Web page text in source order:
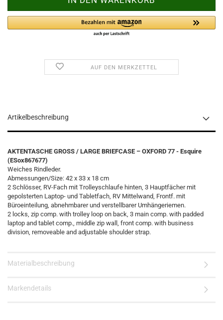
AUF DEN MERKZETTEL
Artikelbeschreibung
AKTENTASCHE GROSS / LARGE BRIEFCASE – OXFORD 77 - Esquire
(ESox867677)
Weiches Rindleder.
Abmessungen/Size: 42 x 33 x 18 cm
2 Schlösser, RV-Fach mit Trolleyschlaufe hinten, 3 Hauptfächer mit
gepolsterten Laptop- und Tabletfach, RV Mittelwand, Frontf. mit
Büroeinteilung, abnehmbarer und verstellbarer Umhängeriemen.
2 locks, zip comp. with trolley loop on back, 3 main comp. with padded
laptop and tablet comp., middle zip wall, front comp. with business
division, removeable and adjustable shoulder strap.
Materialbeschreibung
Markendetails